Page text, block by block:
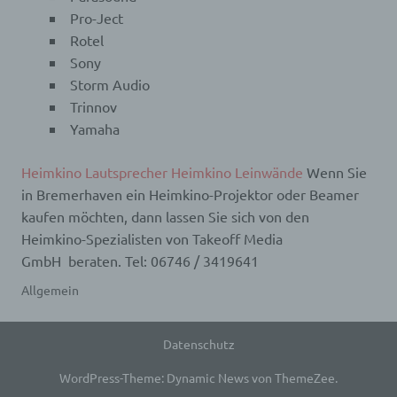
Pro-Ject
Rotel
Sony
Storm Audio
Trinnov
Yamaha
Heimkino Lautsprecher Heimkino Leinwände Wenn Sie
in Bremer­haven ein Heimkino-Projektor oder Beamer
kaufen möchten, dann lassen Sie sich von den
Heimkino-Spezialisten von Takeoff Media
GmbH beraten. Tel: 06746 / 3419641
Allgemein
Datenschutz
WordPress-Theme: Dynamic News von ThemeZee.
sozialen Identität dieser natürlichen Person sind,
b) betroffene Person
Betroffene Person ist jede identifizierte oder
Verarbeitung Verantwortlichen verarbeitet werden.
c) Verarbeitung
Verarbeitung ist jeder mit oder ohne Hilfe
automatisierter Verfahren ausgeführte Vorgang
Zusammenhang mit personenbezogenen Daten
wie das Erheben, das Erfassen, die Organisation,
das Ordnen, die Speicherung, die Anpassung oder
Verwendung, die Offenlegung durch Übermittlung,